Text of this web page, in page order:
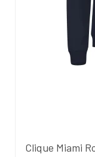
Clique Miami